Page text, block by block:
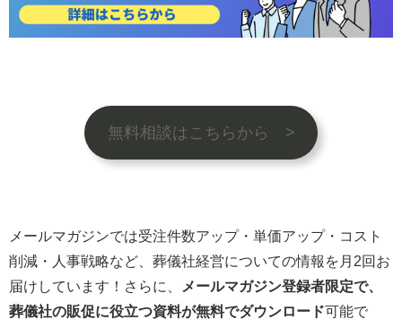
無料相談はこちらから >
メールマガジンでは受注件数アップ・単価アップ・コスト
削減・人事戦略など、葬儀社経営についての情報を月2回お
届けしています！さらに、
メールマガジン登録者限定で、
葬儀社の販促に役立つ資料が無料でダウンロード可能で